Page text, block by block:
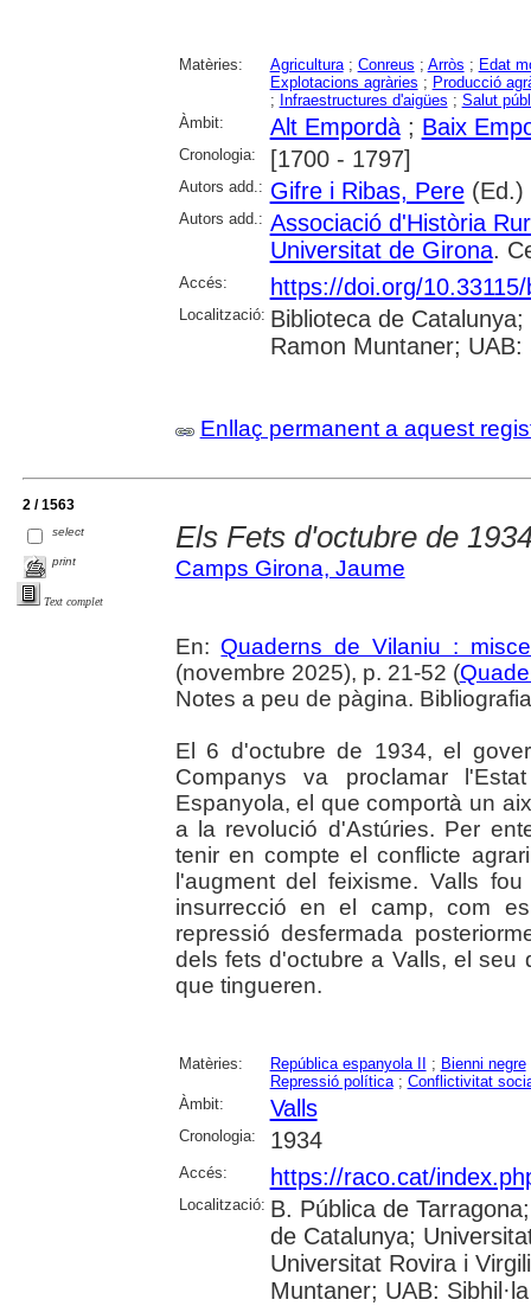
Matèries: Agricultura; Conreus ; Arròs ; Edat
Explotacions agràries ; Producció
; Infraestructures d'aigües ; Salut
Àmbit:
Alt Empordà; Baix
Cronologia: [1700 - 1797]
Autors add.: Gifre i Ribas, Pere(Ed.)
Autors add.: Associació d'Història
Universitat de Girona.
Accés: https://doi.org/
Localització: Biblioteca de
Ramon Muntaner; UAB:
Enllaç permanent a aquest
2 / 1563
select
print
Text complet
Els Fets d'octubre de
Camps Girona, Jaume
En: Quaderns de Vilaniu :
(novembre 2025), p. 21-52 (
Notes a peu de pàgina.
El 6 d'octubre de 1934, el
Companys va proclamar
Espanyola, el que comportà un
a la revolució d'Astúries. Per
tenir en compte el conflicte
l'augment del feixisme. Valls
insurrecció en el camp, com
repressió desfermada
dels fets d'octubre a Valls, el seu
que tingueren.
Matèries: República espanyola II ; Bienni negre
Repressió política; Conflictivitat
Àmbit:
Valls
Cronologia: 1934
Accés: https://raco.cat/
Localització: B. Pública de
de Catalunya;
Universitat Rovira i
Muntaner; UAB: Sibhil·la